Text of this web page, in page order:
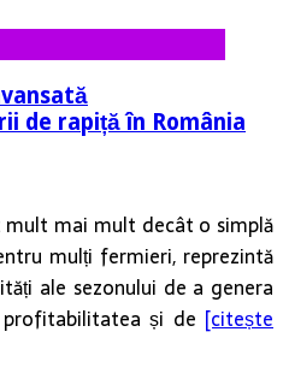
de rapiță în România
mult mai mult decât o simplă
mulți fermieri, reprezintă
ale sezonului de a genera
și de [citește